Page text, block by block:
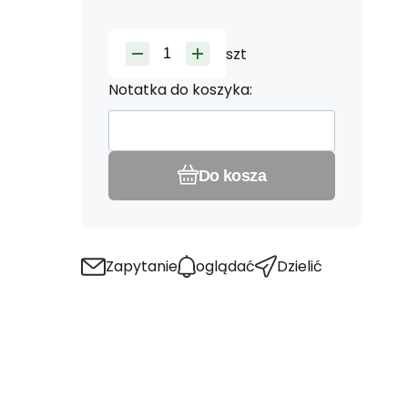
szt
Notatka do koszyka:
Do kosza
Zapytanie oglądać Dzielić